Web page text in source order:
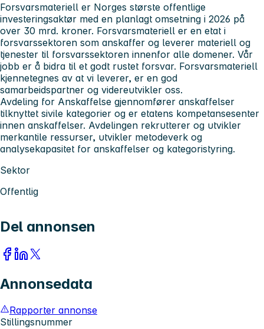
Forsvarsmateriell er Norges største offentlige
investeringsaktør med en planlagt omsetning i 2026 på
over 30 mrd. kroner. Forsvarsmateriell er en etat i
forsvarssektoren som anskaffer og leverer materiell og
tjenester til forsvarssektoren innenfor alle domener. Vår
jobb er å bidra til et godt rustet forsvar. Forsvarsmateriell
kjennetegnes av at vi leverer, er en god
samarbeidspartner og videreutvikler oss.
Avdeling for Anskaffelse gjennomfører anskaffelser
tilknyttet sivile kategorier og er etatens kompetansesenter
innen anskaffelser. Avdelingen rekrutterer og utvikler
merkantile ressurser, utvikler metodeverk og
analysekapasitet for anskaffelser og kategoristyring.
Sektor
Offentlig
Del annonsen
Annonsedata
Rapporter annonse
Stillingsnummer